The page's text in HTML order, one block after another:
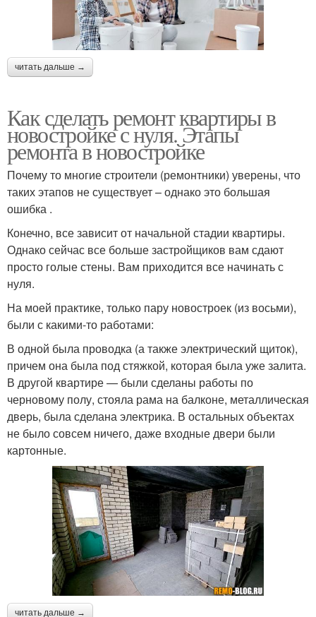
читать дальше →
Как сделать ремонт квартиры в
новостройке с нуля. Этапы
ремонта в новостройке
Почему то многие строители (ремонтники) уверены, что
таких этапов не существует – однако это большая
ошибка .
Конечно, все зависит от начальной стадии квартиры.
Однако сейчас все больше застройщиков вам сдают
просто голые стены. Вам приходится все начинать с
нуля.
На моей практике, только пару новостроек (из восьми),
были с какими-то работами:
В одной была проводка (а также электрический щиток),
причем она была под стяжкой, которая была уже залита.
В другой квартире — были сделаны работы по
черновому полу, стояла рама на балконе, металлическая
дверь, была сделана электрика. В остальных объектах
не было совсем ничего, даже входные двери были
картонные.
читать дальше →